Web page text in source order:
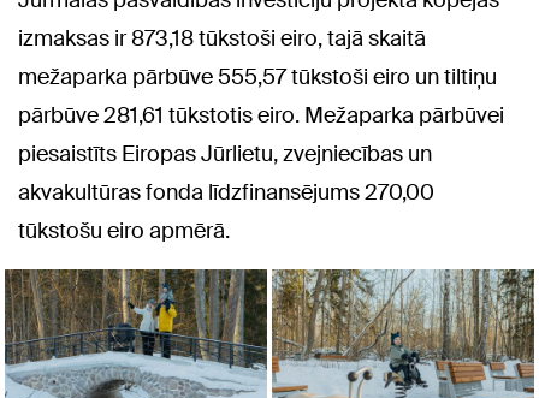
izmaksas ir 873,18 tūkstoši eiro, tajā skaitā
mežaparka pārbūve 555,57 tūkstoši eiro un tiltiņu
pārbūve 281,61 tūkstotis eiro. Mežaparka pārbūvei
piesaistīts Eiropas Jūrlietu, zvejniecības un
akvakultūras fonda līdzfinansējums 270,00
tūkstošu eiro apmērā.